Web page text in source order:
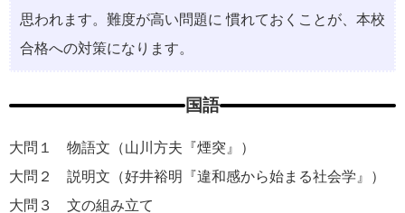
思われます。難度が高い問題に 慣れておくことが、本校
合格への対策になります。
国語
大問１ 物語文（山川方夫『煙突』）
大問２ 説明文（好井裕明『違和感から始まる社会学』）
大問３ 文の組み立て